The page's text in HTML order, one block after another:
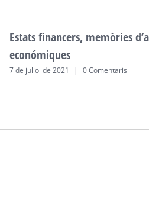
Estats financers, memòries
económiques
7 de juliol de 2021 | 0 Comentaris